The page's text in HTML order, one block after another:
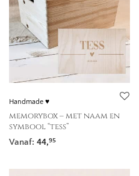
Handmade ♥
memorybox – met naam en
symbool “tess”
Vanaf: 44,95